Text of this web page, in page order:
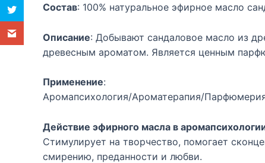
Состав: 100% натуральное эфирное масло
Описание: Добывают сандаловое масло из
древесным ароматом. Является ценным
Применение:
Аромапсихология/Ароматерапия/
Действие эфирного масла в
Стимулирует на творчество, помогает
смирению, преданности и любви.